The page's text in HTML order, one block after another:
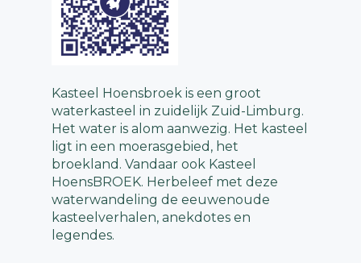
Kasteel Hoensbroek is een groot
waterkasteel in zuidelijk Zuid-Limburg.
Het water is alom aanwezig. Het kasteel
ligt in een moerasgebied, het
broekland. Vandaar ook Kasteel
HoensBROEK. Herbeleef met deze
waterwandeling de eeuwenoude
kasteelverhalen, anekdotes en
legendes.